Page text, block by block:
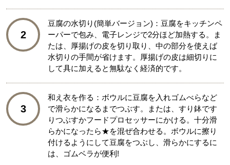
2
豆腐の水切り(簡単バージョン)：豆腐をキッチンペ
ーパーで包み、電子レンジで2分ほど加熱する。ま
たは、厚揚げの皮を切り取り、中の部分を使えば
水切りの手間が省けます。厚揚げの皮は細切りに
して具に加えると無駄なく経済的です。
3
和え衣を作る：ボウルに豆腐を入れゴムべらなど
で滑らかになるまでつぶす。または、すり鉢です
りつぶすかフードプロセッサーにかける。十分滑
らかになったら★を混ぜ合わせる。ボウルに擦り
付けるようにして豆腐をつぶし、滑らかにするに
は、ゴムベラが便利!